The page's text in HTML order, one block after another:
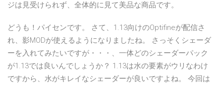
ジは見受けられず、全体的に見て美品な商品です。
どうも！パイセンです。 さて、1.13向けのOptifineが配信さ
れ、影MODが使えるようになりましたね。 さっそくシェーダ
ーを入れてみたいですが・・・、一体どのシェーダーパック
が1.13では良いんでしょうか？ 1.13は水の要素がウリなわけ
ですから、水がキレイなシェーダーが良いですよね。 今回は